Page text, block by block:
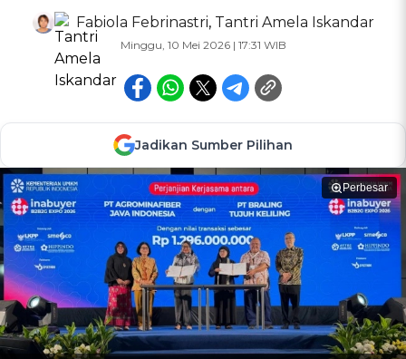
Fabiola Febrinastri, Tantri Amela Iskandar
Minggu, 10 Mei 2026 | 17:31 WIB
Jadikan Sumber Pilihan
Perbesar